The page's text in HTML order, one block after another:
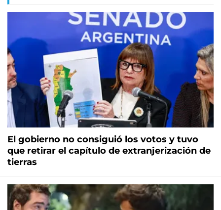
El gobierno no consiguió los votos y tuvo
que retirar el capítulo de extranjerización de
tierras